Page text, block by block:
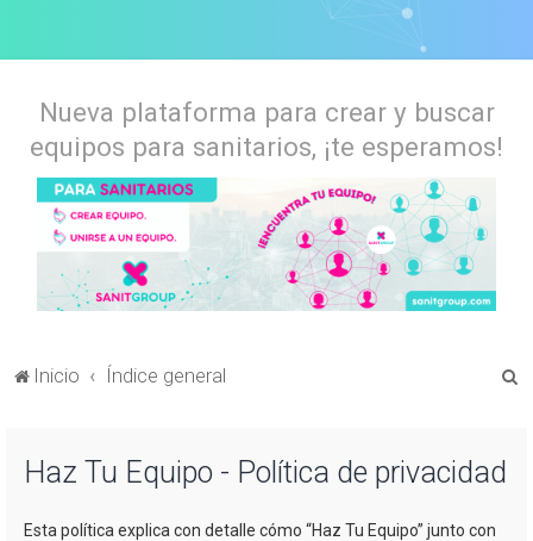
Nueva plataforma para crear y buscar
equipos para sanitarios, ¡te esperamos!
Inicio Índice general
Haz Tu Equipo - Política de privacidad
Esta política explica con detalle cómo “Haz Tu Equipo” junto con